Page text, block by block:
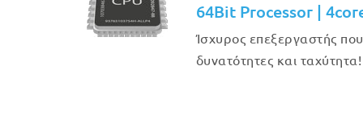
64Bit Processor |
Ίσχυρος επεξεργαστής
δυνατότητες και ταχύτητα!